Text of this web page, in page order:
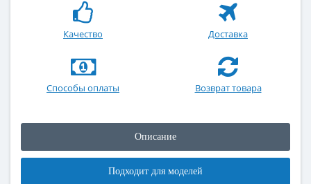
Качество Доставка
Способы оплаты Возврат товара
Описание
Подходит для моделей